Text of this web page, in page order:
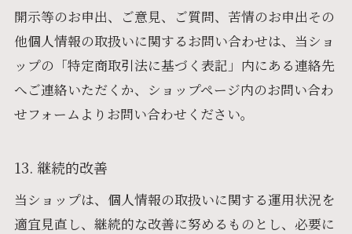
開示等のお申出、ご意見、ご質問、苦情のお申出その
他個人情報の取扱いに関するお問い合わせは、当ショ
ップの「特定商取引法に基づく表記」内にある連絡先
へご連絡いただくか、ショップページ内のお問い合わ
せフォームよりお問い合わせください。
13. 継続的改善
当ショップは、個人情報の取扱いに関する運用状況を
適宜見直し、継続的な改善に努めるものとし、必要に